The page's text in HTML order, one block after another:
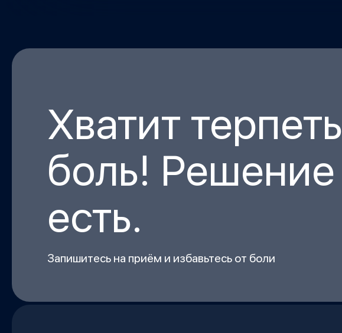
Хватит терпеть
боль! Решение
есть.
Запишитесь на приём и избавьтесь от боли